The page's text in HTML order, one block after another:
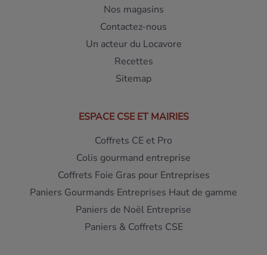
Nos magasins
Contactez-nous
Un acteur du Locavore
Recettes
Sitemap
ESPACE CSE ET MAIRIES
Coffrets CE et Pro
Colis gourmand entreprise
Coffrets Foie Gras pour Entreprises
Paniers Gourmands Entreprises Haut de gamme
Paniers de Noël Entreprise
Paniers & Coffrets CSE